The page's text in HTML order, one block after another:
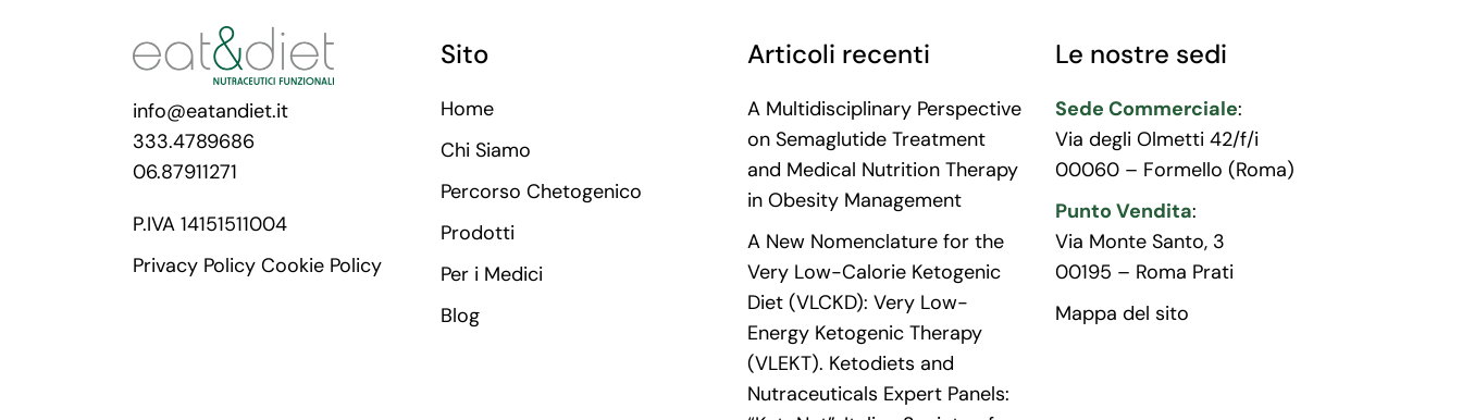
info@eatandiet.it
333.4789686
06.87911271
P.IVA 14151511004
Privacy Policy Cookie Policy
Sito
Home
Chi Siamo
Percorso Chetogenico
Prodotti
Per i Medici
Blog
Articoli recenti
A Multidisciplinary Perspective
on Semaglutide Treatment
and Medical Nutrition Therapy
in Obesity Management
A New Nomenclature for the
Very Low-Calorie Ketogenic
Diet (VLCKD): Very Low-
Energy Ketogenic Therapy
(VLEKT). Ketodiets and
Nutraceuticals Expert Panels:
Le nostre sedi
Sede Commerciale:
Via degli Olmetti 42/f/i
00060 – Formello (Roma)
Punto Vendita:
Via Monte Santo, 3
00195 – Roma Prati
Mappa del sito